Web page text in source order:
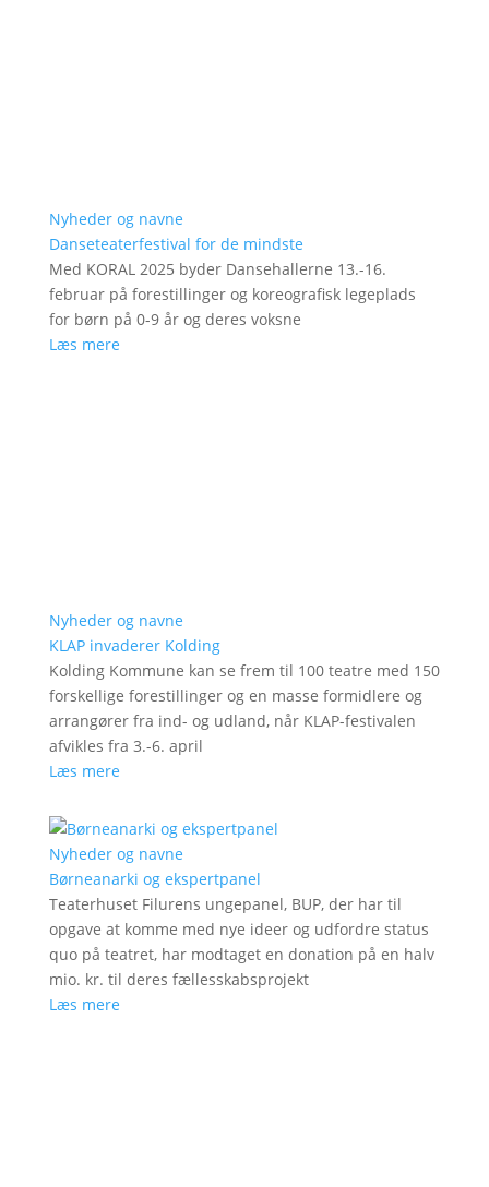
Nyheder og navne
Danseteaterfestival for de mindste
Med KORAL 2025 byder Dansehallerne 13.-16.
februar på forestillinger og koreografisk legeplads
for børn på 0-9 år og deres voksne
Læs mere
Nyheder og navne
KLAP invaderer Kolding
Kolding Kommune kan se frem til 100 teatre med 150
forskellige forestillinger og en masse formidlere og
arrangører fra ind- og udland, når KLAP-festivalen
afvikles fra 3.-6. april
Læs mere
Nyheder og navne
Børneanarki og ekspertpanel
Teaterhuset Filurens ungepanel, BUP, der har til
opgave at komme med nye ideer og udfordre status
quo på teatret, har modtaget en donation på en halv
mio. kr. til deres fællesskabsprojekt
Læs mere